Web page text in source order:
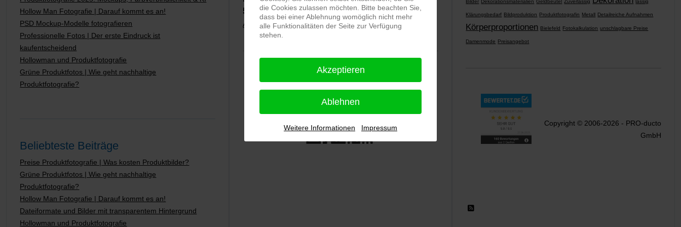
Hollow Man Fotografie | Darauf kommt es an!
PSD Mockup-Modelle fotografieren
Professionelle Fotos | Der erste Eindruck ist
kaufentscheidend
Hollowman und Produktfotografie
Grüne Produktfotos | Wie geht nachhaltige
Produktfotografie?
Beliebteste Beiträge
Preise Produktfotografie | Was kosten Produktbilder?
Grüne Produktfotos | Wie geht nachhaltige
Produktfotografie?
Hollow Man Fotografie | Darauf kommt es an!
Dateiformate und Bilder mit transparentem Hintergrund
Hollowman und Produktfotografie
5,0 ⭐⭐⭐⭐⭐bei 144 Google-Rezensionen (Stand 02.01.2026)
Alle Rezensionen ansehen|Bewertung abgeben
Bilder Dekorationsmaterialien Geldbeutel Zuverlässig lässig
Klärungsbedarf Bildproduktion Produktfotografin Metall Detailreiche Aufnahmen
Körperproportionen Bielefeld Fotokalkulation unschlagbare Preise
Damenmode Preisangebot
Copyright © 2006-2026 - PRO-ducto
GmbH
die Cookies zulassen möchten. Bitte beachten Sie,
dass bei einer Ablehnung womöglich nicht mehr
alle Funktionalitäten der Seite zur Verfügung
stehen.
Akzeptieren
Ablehnen
Weitere Informationen Impressum